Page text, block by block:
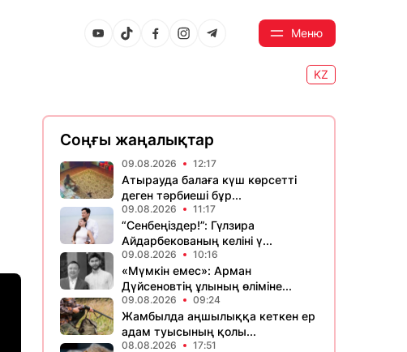
Меню
KZ
Соңғы жаңалықтар
09.08.2026 12:17
Атырауда балаға күш көрсетті
деген тәрбиеші бұр...
09.08.2026 11:17
“Сенбеңіздер!”: Гүлзира
Айдарбекованың келіні ү...
09.08.2026 10:16
«Мүмкін емес»: Арман
Дүйсеновтің ұлының өліміне...
09.08.2026 09:24
Жамбылда аңшылыққа кеткен ер
адам туысының қолы...
08.08.2026 17:51